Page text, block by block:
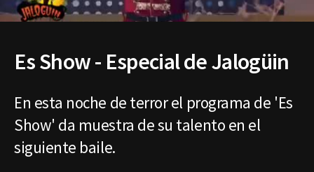
Es Show - Especial de Jalogüin
En esta noche de terror el programa de 'Es
Show' da muestra de su talento en el
siguiente baile.